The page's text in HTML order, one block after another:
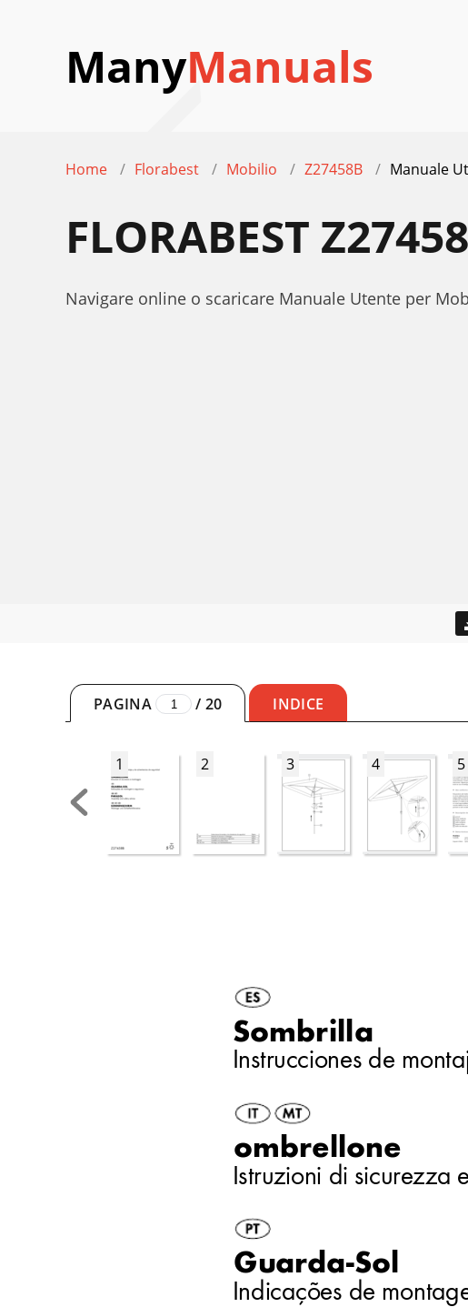
ManyManuals
Home Florabest Mobilio Z27458B Manuale
FLORABEST
Navigare online o scaricare Manuale Utente per
PAGINA / 20 INDICE
1 2 3 4 5
Sombrilla
Instrucciones de
ombrellone
Istruzioni di sicurezza
Guarda-Sol
Indicações de